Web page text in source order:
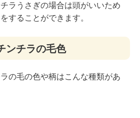
ラうさぎの場合は頭がいいため
することができます。
ンチラの毛色
の毛の色や柄はこんな種類があ